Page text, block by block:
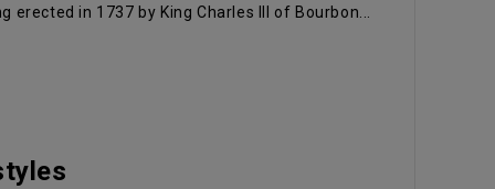
in 1737 by King Charles III of Bourbon...